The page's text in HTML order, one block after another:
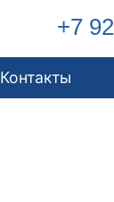
+7
Контакты